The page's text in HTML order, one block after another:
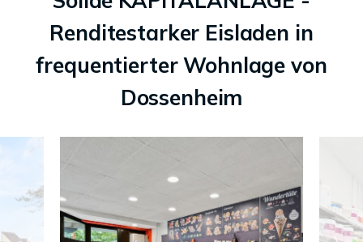
Renditestarker Eisladen in
frequentierter Wohnlage von
Dossenheim